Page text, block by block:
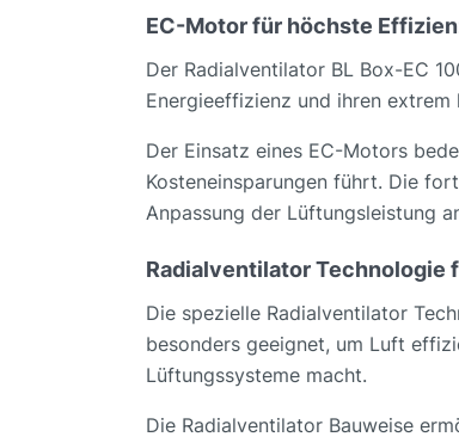
EC-Motor für höchste
Der Radialventilator BL Box-EC
Energieeffizienz und ihren
Der Einsatz eines EC-Motors
Kosteneinsparungen führt. Die
Anpassung der Lüftungsleistung
Radialventilator Technologie
Die spezielle Radialventilator
besonders geeignet, um Luft
Lüftungssysteme macht.
Die Radialventilator Bauweise